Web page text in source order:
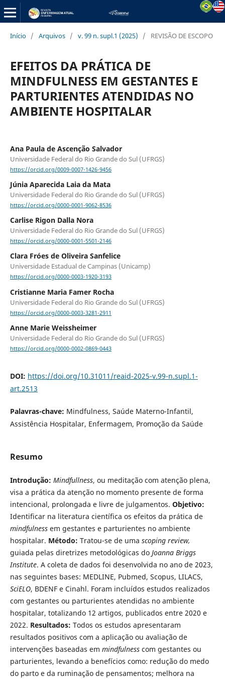
Início / Arquivos / v. 99 n. supl.1 (2025) / REVISÃO DE ESCOPO
EFEITOS DA PRÁTICA DE
MINDFULNESS EM GESTANTES E
PARTURIENTES ATENDIDAS NO
AMBIENTE HOSPITALAR
Ana Paula de Ascenção Salvador
Universidade Federal do Rio Grande do Sul (UFRGS)
https://orcid.org/0009-0007-1426-9456
Júnia Aparecida Laia da Mata
Universidade Federal do Rio Grande do Sul (UFRGS)
https://orcid.org/0000-0001-9062-8536
Carlise Rigon Dalla Nora
Universidade Federal do Rio Grande do Sul (UFRGS)
https://orcid.org/0000-0001-5501-2146
Clara Fróes de Oliveira Sanfelice
Universidade Estadual de Campinas (Unicamp)
https://orcid.org/0000-0003-1920-3193
Cristianne Maria Famer Rocha
Universidade Federal do Rio Grande do Sul (UFRGS)
https://orcid.org/0000-0003-3281-2911
Anne Marie Weissheimer
Universidade Federal do Rio Grande do Sul (UFRGS)
https://orcid.org/0000-0002-0869-0443
DOI: https://doi.org/10.31011/reaid-2025-v.99-n.supl.1-
art.2513
Palavras-chave: Mindfulness, Saúde Materno-Infantil,
Assistência Hospitalar, Enfermagem, Promoção da Saúde
Resumo
Introdução: Mindfullness, ou meditação com atenção plena,
visa a prática da atenção no momento presente de forma
intencional, prolongada e livre de julgamentos. Objetivo:
Identificar na literatura científica os efeitos da prática de
mindfulness em gestantes e parturientes no ambiente
hospitalar. Método: Tratou-se de uma scoping review,
guiada pelas diretrizes metodológicas do Joanna Briggs
Institute. A coleta de dados foi desenvolvida no ano de 2023,
nas seguintes bases: MEDLINE, Pubmed, Scopus, LILACS,
SciELO, BDENF e Cinahl. Foram incluídos estudos realizados
com gestantes ou parturientes atendidas no ambiente
hospitalar, totalizando 12 artigos, publicados entre 2020 e
2022. Resultados: Todos os estudos apresentaram
resultados positivos com a aplicação ou avaliação de
intervenções baseadas em mindfulnesscom gestantes ou
parturientes, levando a benefícios como: redução do medo
do parto e da ruminação de pensamentos; melhora na